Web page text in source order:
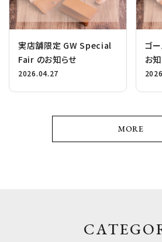
実店舗限定 GW Special
Fair のお知らせ
2026.04.27
ゴ
お
MORE